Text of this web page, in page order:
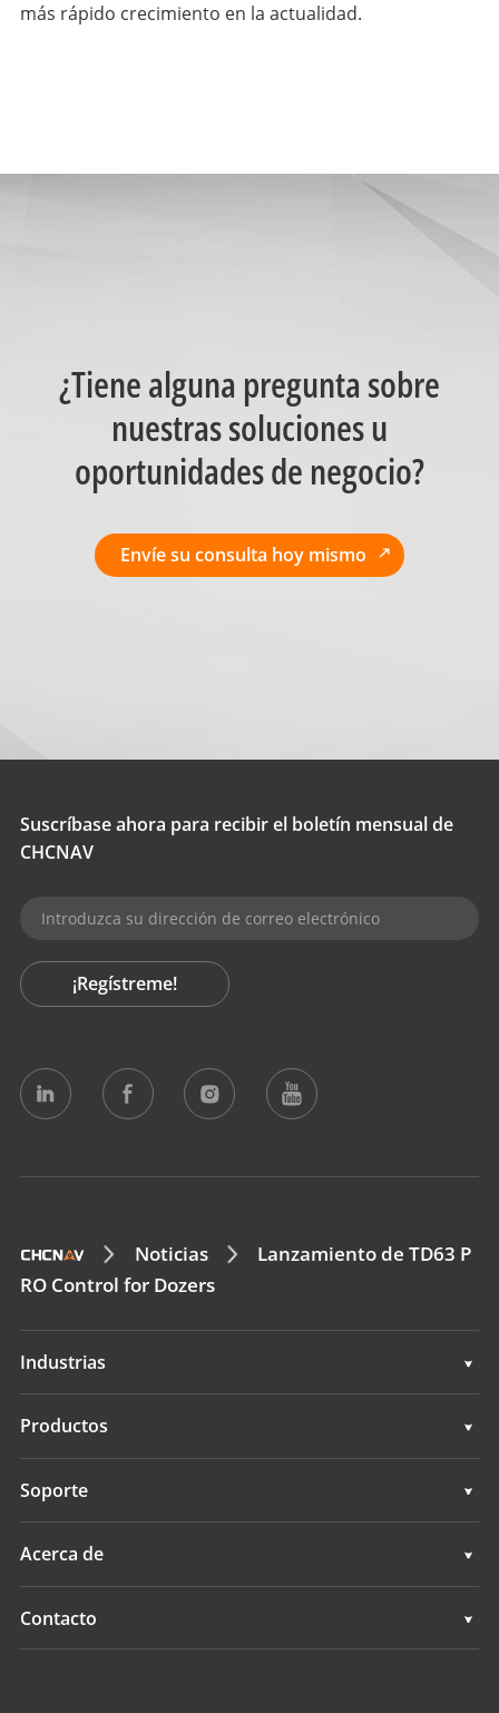
más rápido crecimiento en la actualidad.
¿Tiene alguna pregunta sobre
nuestras soluciones u
oportunidades de negocio?
Envíe su consulta hoy mismo
Suscríbase ahora para recibir el boletín mensual de
CHCNAV
¡Regístreme!
Noticias
Lanzamiento de TD63 P
RO Control for Dozers
Industrias
Geoespacial
Navegación
Productos
Geoespacial
Navegación
Soporte
Soporte
Acerca de
Descripción general
Contacto